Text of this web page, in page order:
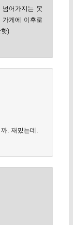
어가지는 못
게에 이후로
)
. 재밌는데.